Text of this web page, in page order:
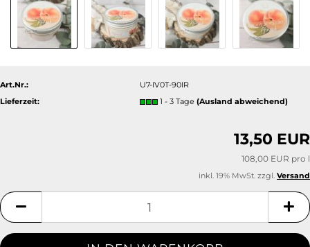
Art.Nr.:
U7-IV0T-90IR
Lieferzeit:
1 - 3 Tage (Ausland abweichend)
13,50 EUR
108,00 EUR pro l
inkl. 19% MwSt. zzgl. Versand